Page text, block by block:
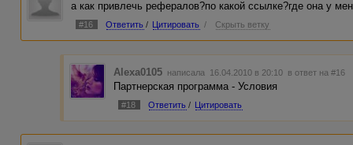
а как привлечь рефералов?по какой ссылке?где она у
#16 Ответить / Цитировать / Скрыть ветку
Alexa0105 написала 16.04.2010 в 20:10 в ответ на #16
Партнерская программа - Условия
#18 Ответить / Цитировать